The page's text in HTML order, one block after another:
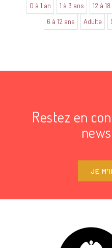
0 à 1 an 1 à 3 ans 12 à
6 à 12 ans
Adulte
Restez en
JE